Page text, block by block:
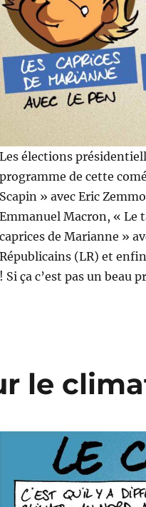
Les élections
programme de cette
Scapin » avec Eric
Emmanuel Macron, « Le
caprices de Marianne »
Républicains (LR) et
! Si ça c’est pas un beau
le